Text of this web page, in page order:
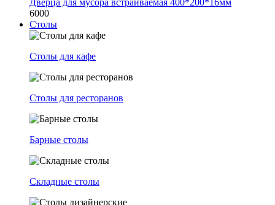
Дверца для мусора встраиваемая 400*200*16мм
6000
Столы
Столы для кафе
Столы для ресторанов
Барные столы
Складные столы